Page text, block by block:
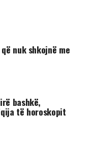
nuk shkojnë me
bashkë,
të horoskopit